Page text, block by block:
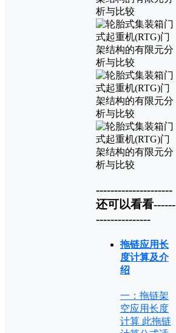
---------------------
还可以看看------
---------------
拖链应用长
度计算及介
绍
一：拖链架
空应用长度
计算 此拖链